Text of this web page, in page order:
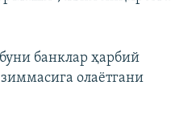
банклар ҳарбий
олаётгани